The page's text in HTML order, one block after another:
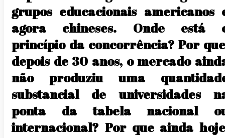
grupos educacionais americanos
agora chineses. Onde está
princípio da concorrência? Por
depois de 30 anos, o mercado
não produziu uma
substancial de universidades
ponta da tabela nacional
internacional? Por que ainda